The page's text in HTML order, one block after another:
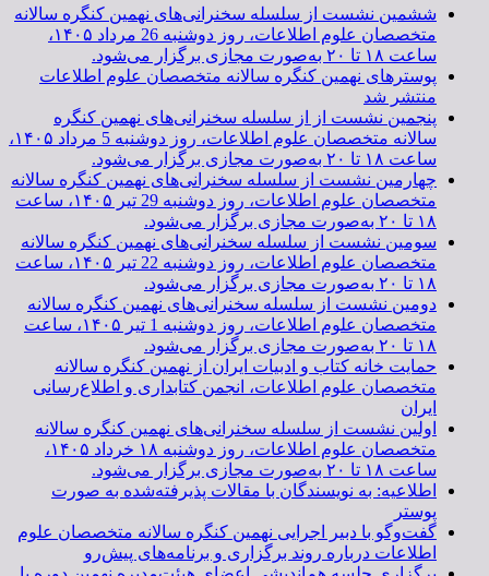
ششمین نشست از سلسله سخنرانی‌های نهمین کنگره سالانه
متخصصان علوم اطلاعات، روز دوشنبه 26 مرداد ۱۴۰۵،
ساعت ۱۸ تا ۲۰ به‌صورت مجازی برگزار می‌شود.
پوسترهای نهمین کنگره سالانه متخصصان علوم اطلاعات
منتشر شد
پنجمین نشست از از سلسله سخنرانی‌های نهمین کنگره
سالانه متخصصان علوم اطلاعات، روز دوشنبه 5 مرداد ۱۴۰۵،
ساعت ۱۸ تا ۲۰ به‌صورت مجازی برگزار می‌شود.
چهارمین نشست از سلسله سخنرانی‌های نهمین کنگره سالانه
متخصصان علوم اطلاعات، روز دوشنبه 29 تیر ۱۴۰۵، ساعت
۱۸ تا ۲۰ به‌صورت مجازی برگزار می‌شود.
سومین نشست از سلسله سخنرانی‌های نهمین کنگره سالانه
متخصصان علوم اطلاعات، روز دوشنبه 22 تیر ۱۴۰۵، ساعت
۱۸ تا ۲۰ به‌صورت مجازی برگزار می‌شود.
دومین نشست از سلسله سخنرانی‌های نهمین کنگره سالانه
متخصصان علوم اطلاعات، روز دوشنبه 1 تیر ۱۴۰۵، ساعت
۱۸ تا ۲۰ به‌صورت مجازی برگزار می‌شود.
حمایت خانه کتاب و ادبیات ایران از نهمین کنگره سالانه
متخصصان علوم اطلاعات، انجمن کتابداری و اطلاع‌رسانی
ایران
اولین نشست از سلسله سخنرانی‌های نهمین کنگره سالانه
متخصصان علوم اطلاعات، روز دوشنبه ۱۸ خرداد ۱۴۰۵،
ساعت ۱۸ تا ۲۰ به‌صورت مجازی برگزار می‌شود.
اطلاعیه: به نویسندگان با مقالات پذیرفته‌شده به صورت
پوستر
گفت‌وگو با دبیر اجرایی نهمین کنگره سالانه متخصصان علوم
اطلاعات درباره روند برگزاری و برنامه‌های پیش‌رو